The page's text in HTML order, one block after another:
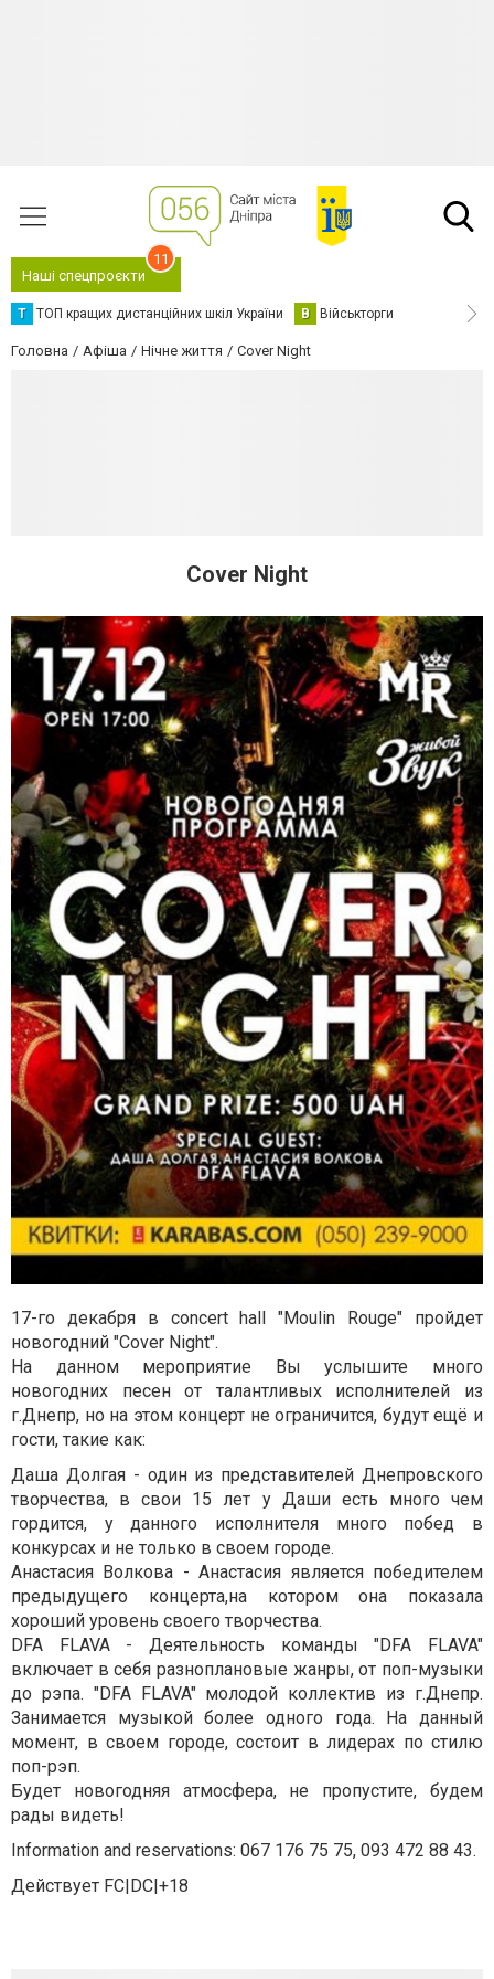
Наші спецпроєкти
11
Т ТОП кращих дистанційних шкіл України В Військторги
Головна Афіша Нічне життя Cover Night
Cover Night
17-го декабря в concert hall "Moulin Rouge" пройдет
новогодний "Cover Night".
На данном мероприятие Вы услышите много
новогодних песен от талантливых исполнителей из
г.Днепр, но на этом концерт не ограничится, будут ещё и
гости, такие как:
Даша Долгая - один из представителей Днепровского
творчества, в свои 15 лет у Даши есть много чем
гордится, у данного исполнителя много побед в
конкурсах и не только в своем городе.
Анастасия Волкова - Анастасия является победителем
предыдущего концерта,на котором она показала
хороший уровень своего творчества.
DFA FLAVA - Деятельность команды "DFA FLAVA"
включает в себя разноплановые жанры, от поп-музыки
до рэпа. "DFA FLAVA" молодой коллектив из г.Днепр.
Занимается музыкой более одного года. На данный
момент, в своем городе, состоит в лидерах по стилю
поп-рэп.
Будет новогодняя атмосфера, не пропустите, будем
рады видеть!
Information and reservations: 067 176 75 75, 093 472 88 43.
Действует FC|DC|+18